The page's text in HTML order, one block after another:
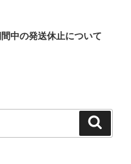
中の発送休止について